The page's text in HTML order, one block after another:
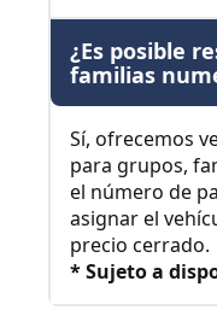
¿Es posible
familias
Sí, ofrecemos
para grupos,
el número de
asignar el
precio cerrado.
* Sujeto a